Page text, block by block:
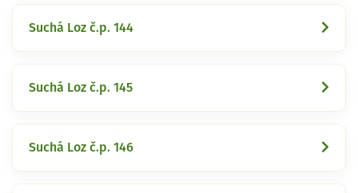
Suchá Loz č.p. 144
Suchá Loz č.p. 145
Suchá Loz č.p. 146